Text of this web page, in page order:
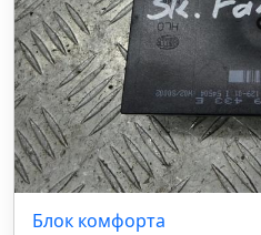
Блок комфорта